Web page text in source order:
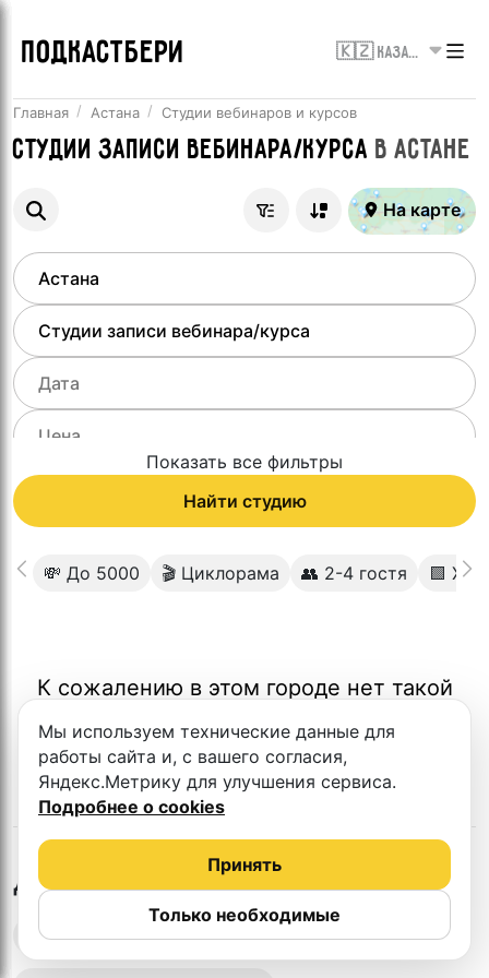
ПОДКАСТБЕРИ 🇰🇿 Казахстан
Главная Астана Студии вебинаров и курсов
Студии записи вебинара/курса вАстане
На карте
Показать все фильтры
Найти студию
💸 До 5000 🎬 Циклорама 👥 2-4 гостя 🟩
К сожалению в этом городе нет такой
Другие студии в Астане
Выездная запись подкастов
Мы используем технические данные для
работы сайта и, с вашего согласия,
Яндекс.Метрику для улучшения сервиса.
Подробнее о cookies
Только необходимые
Принять